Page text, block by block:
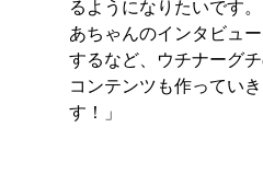
るようになりたいです
あちゃんのインタビュ
するなど、ウチナーグ
コンテンツも作ってい
す！」